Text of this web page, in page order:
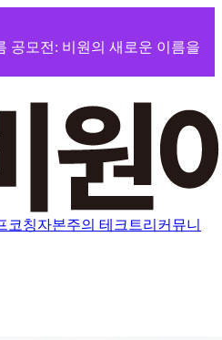
공모전: 비원의 새로운 이름을
코칭자본주의 테크트리 커뮤니